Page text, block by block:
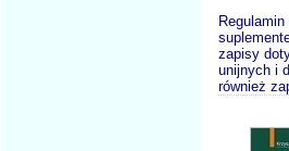
zapisy
unijnych i
również